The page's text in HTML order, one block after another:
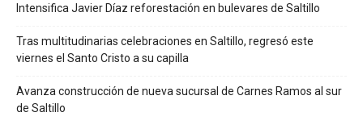
Intensifica Javier Díaz reforestación en bulevares de Saltillo
Tras multitudinarias celebraciones en Saltillo, regresó este
viernes el Santo Cristo a su capilla
Avanza construcción de nueva sucursal de Carnes Ramos al sur
de Saltillo